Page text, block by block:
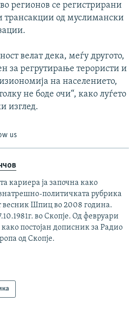
регионов се регистрирани
од муслимански
велат дека, меѓу другото,
за регрутирање терористи и
на населението,
не боде очи“, како луѓето
изглед.
us
кариера ја започна како
политичката рубрика
весник Шпиц во 2008 година.
во Скопје. Од февруари
постојан дописник за Радио
од Скопје.